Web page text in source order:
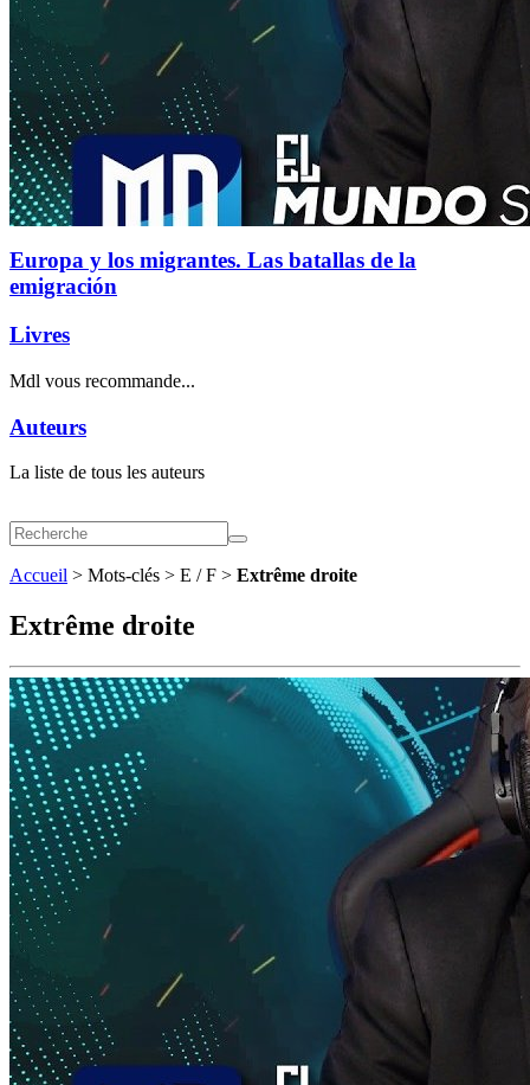
Europa y los migrantes. Las batallas de la
emigración
Livres
Mdl vous recommande...
Auteurs
La liste de tous les auteurs
Accueil > Mots-clés > E / F > Extrême droite
Extrême droite